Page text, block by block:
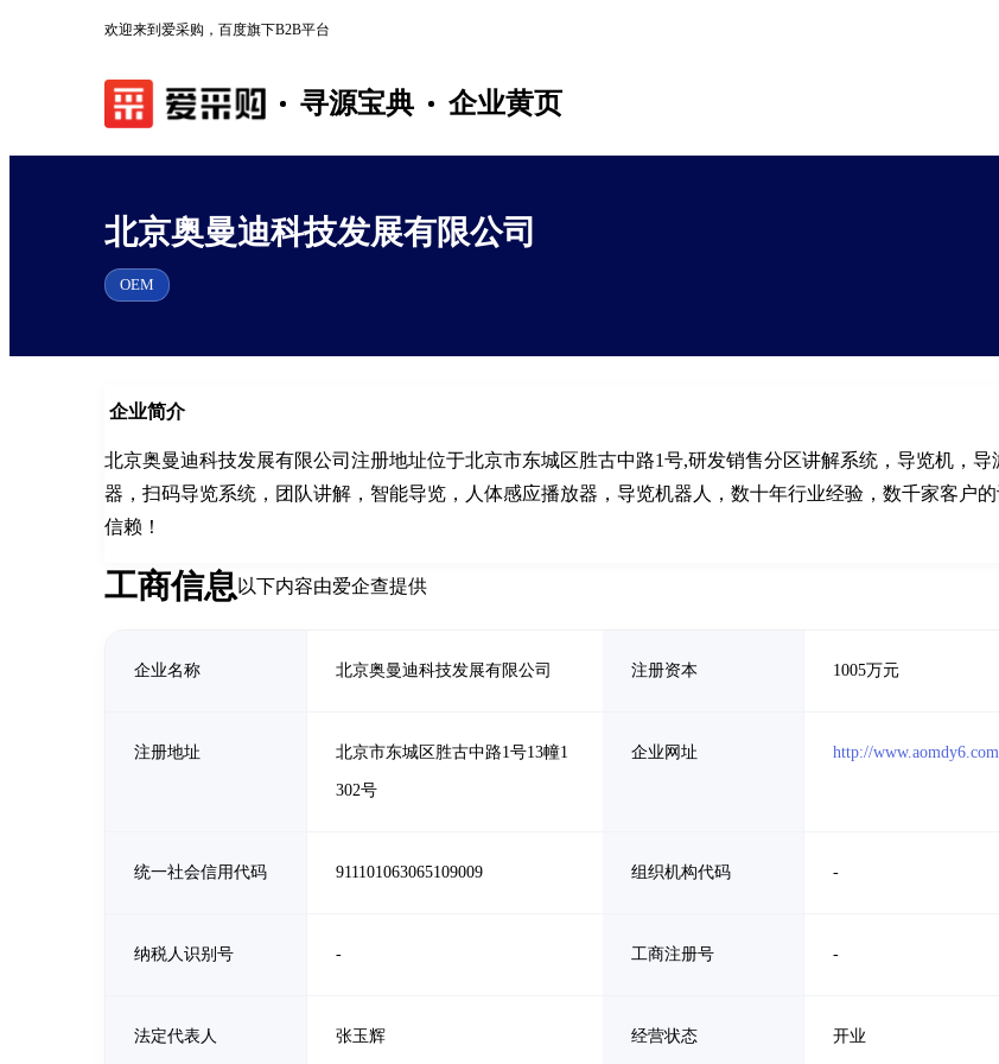
欢迎来到爱采购，百度旗下B2B平台
寻源宝典 企业黄页
北京奥曼迪科技发展有限公司
OEM
企业简介
北京奥曼迪科技发展有限公司注册地址位于北京市东城区胜古中路1号,研发销售分区讲解系统，导览机，导
器，扫码导览系统，团队讲解，智能导览，人体感应播放器，导览机器人，数十年行业经验，数千家客户
信赖！
工商信息以下内容由爱企查提供
企业名称 北京奥曼迪科技发展有限公司 注册资本 1005万元
注册地址 北京市东城区胜古中路1号13幢1
302号
企业网址 http://www.aomdy6.com
统一社会信用代码 911101063065109009 组织机构代码 -
纳税人识别号 - 工商注册号 -
法定代表人 张玉辉 经营状态 开业